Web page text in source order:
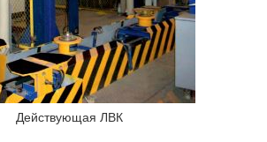
Действующая ЛВК